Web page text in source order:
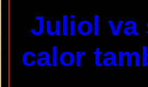
Juliol va
calor